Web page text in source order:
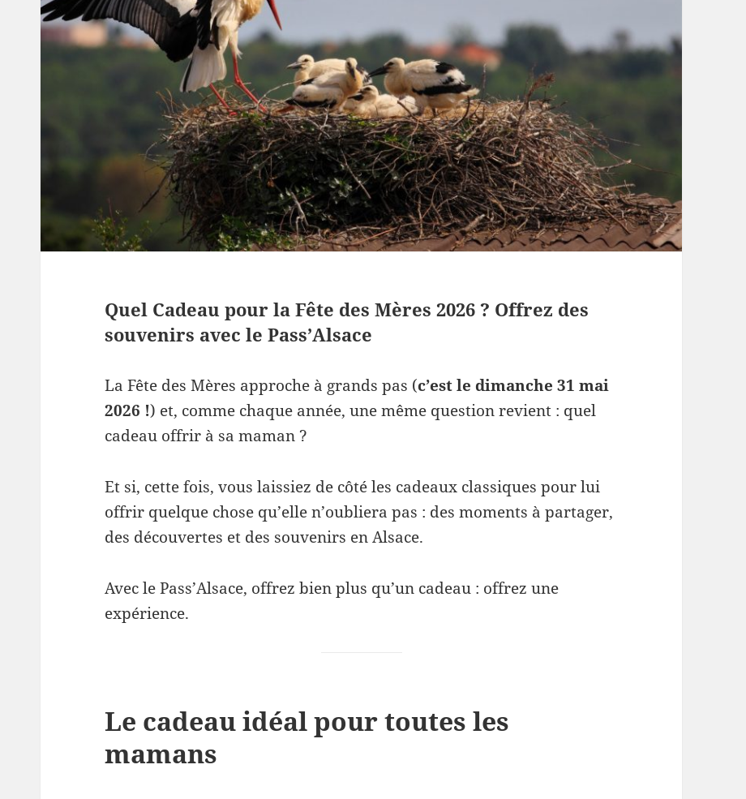
Quel Cadeau pour la Fête des Mères 2026 ? Offrez des
souvenirs avec le Pass’Alsace
La Fête des Mères approche à grands pas (c’est le dimanche 31 mai
2026 !) et, comme chaque année, une même question revient : quel
cadeau offrir à sa maman ?
Et si, cette fois, vous laissiez de côté les cadeaux classiques pour lui
offrir quelque chose qu’elle n’oubliera pas : des moments à partager,
des découvertes et des souvenirs en Alsace.
Avec le Pass’Alsace, offrez bien plus qu’un cadeau : offrez une
expérience.
Le cadeau idéal pour toutes les
mamans